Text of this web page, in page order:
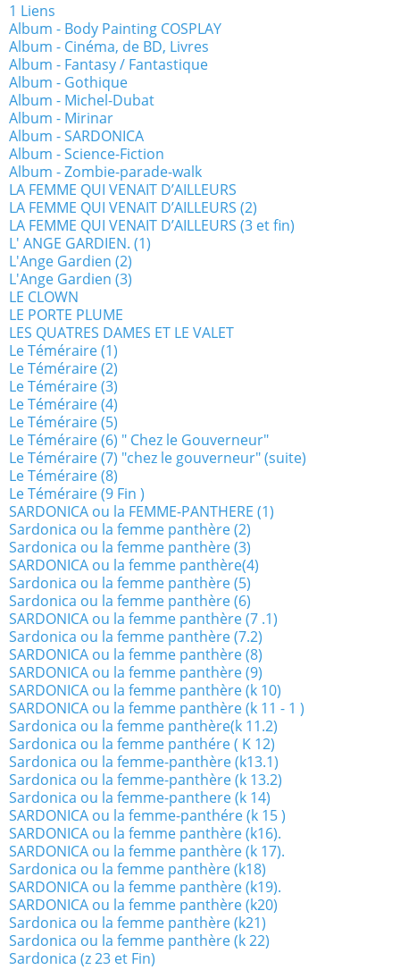
1 Liens
Album - Body Painting COSPLAY
Album - Cinéma, de BD, Livres
Album - Fantasy / Fantastique
Album - Gothique
Album - Michel-Dubat
Album - Mirinar
Album - SARDONICA
Album - Science-Fiction
Album - Zombie-parade-walk
LA FEMME QUI VENAIT D’AILLEURS
LA FEMME QUI VENAIT D’AILLEURS (2)
LA FEMME QUI VENAIT D’AILLEURS (3 et fin)
L' ANGE GARDIEN. (1)
L'Ange Gardien (2)
L'Ange Gardien (3)
LE CLOWN
LE PORTE PLUME
LES QUATRES DAMES ET LE VALET
Le Téméraire (1)
Le Téméraire (2)
Le Téméraire (3)
Le Téméraire (4)
Le Téméraire (5)
Le Téméraire (6) " Chez le Gouverneur"
Le Téméraire (7) "chez le gouverneur" (suite)
Le Téméraire (8)
Le Téméraire (9 Fin )
SARDONICA ou la FEMME-PANTHERE (1)
Sardonica ou la femme panthère (2)
Sardonica ou la femme panthère (3)
SARDONICA ou la femme panthère(4)
Sardonica ou la femme panthère (5)
Sardonica ou la femme panthère (6)
SARDONICA ou la femme panthère (7 .1)
Sardonica ou la femme panthère (7.2)
SARDONICA ou la femme panthère (8)
SARDONICA ou la femme panthère (9)
SARDONICA ou la femme panthère (k 10)
SARDONICA ou la femme panthère (k 11 - 1 )
Sardonica ou la femme panthère(k 11.2)
Sardonica ou la femme panthére ( K 12)
Sardonica ou la femme-panthère (k13.1)
Sardonica ou la femme-panthère (k 13.2)
Sardonica ou la femme-panthere (k 14)
SARDONICA ou la femme-panthére (k 15 )
SARDONICA ou la femme panthère (k16).
SARDONICA ou la femme panthère (k 17).
Sardonica ou la femme panthère (k18)
SARDONICA ou la femme panthère (k19).
SARDONICA ou la femme panthère (k20)
Sardonica ou la femme panthère (k21)
Sardonica ou la femme panthère (k 22)
Sardonica (z 23 et Fin)